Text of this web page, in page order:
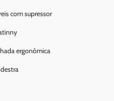
com supressor
ergonômica